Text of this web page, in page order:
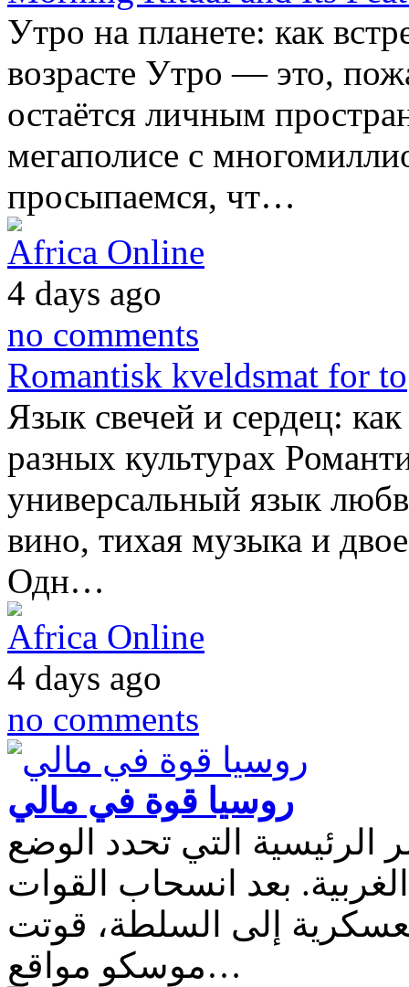
Утро на планете: как
возрасте Утро — это,
остаётся личным
мегаполисе с
просыпаемся, чт…
Africa Online
4 days ago
no comments
Romantisk kveldsmat for to
Язык свечей и сердец:
разных культурах
универсальный язык
вино, тихая музыка и
Одн…
Africa Online
4 days ago
no comments
روسيا قوة في مالي
التي تحدد الوضع
بعد انسحاب القوات
الحركة العسكرية إلى السلطة، قوتت
موسكو مواقع…